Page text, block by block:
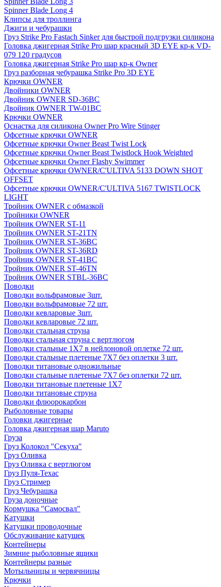
Spinner Blade Long 4
Клипсы для троллинга
Джиги и чебурашки
Груз Strike Pro Fastach Sinker для быстрой подгрузки силикона
Головка джигерная Strike Pro шар красный 3D EYE кр-к VD-
079 120 градусов
Головка джигерная Strike Pro шар кр-к Owner
Груз разборная чебурашка Strike Pro 3D EYE
Крючки OWNER
Двойники OWNER
Двойник OWNER SD-36BC
Двойник OWNER TW-01BC
Крючки OWNER
Оснастка для силикона Owner Pro Wire Stinger
Офсетные крючки OWNER
Офсетные крючки Owner Beast Twist Lock
Офсетные крючки Owner Beast Twistlock Hook Weighted
Офсетные крючки Owner Flashy Swimmer
Офсетные крючки OWNER/C'ULTIVA 5133 DOWN SHOT
OFFSET
Офсетные крючки OWNER/C'ULTIVA 5167 TWISTLOCK
LIGHT
Тройник OWNER с обмазкой
Тройники OWNER
Тройник OWNER ST-11
Тройник OWNER ST-21TN
Тройник OWNER ST-36BC
Тройник OWNER ST-36RD
Тройник OWNER ST-41BC
Тройник OWNER ST-46TN
Тройник OWNER STBL-36BC
Поводки
Поводки вольфрамовые 3шт.
Поводки вольфрамовые 72 шт.
Поводки кевларовые 3шт.
Поводки кевларовые 72 шт.
Поводки стальная струна
Поводки стальная струна с вертлюгом
Поводки стальные 1X7 в нейлоновой оплетке 72 шт.
Поводки стальные плетеные 7X7 без оплетки 3 шт.
Поводки титановые одножильные
Поводки стальные плетеные 7X7 без оплетки 72 шт.
Поводки титановые плетеные 1X7
Поводки титановые струна
Поводки флюорокарбон
Рыболовные товары
Головки джигерные
Головка джигерная шар Maruto
Груза
Груз Колокол "Секуха"
Груз Оливка
Груз Оливка с вертлюгом
Груз Пуля-Техас
Груз Стример
Груз Чебурашка
Груза доночные
Кормушка "Самосвал"
Катушки
Катушки проводочные
Обслуживание катушек
Контейнеры
Зимние рыболовные ящики
Контейнеры разные
Мотыльницы и червячницы
Крючки